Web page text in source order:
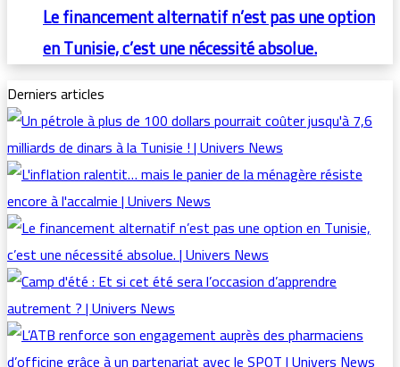
Le financement alternatif n’est pas une option
en Tunisie, c’est une nécessité absolue.
Derniers articles